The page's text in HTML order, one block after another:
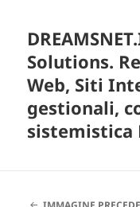
Solutions.
Web, Siti
gestionali,
sistemistica